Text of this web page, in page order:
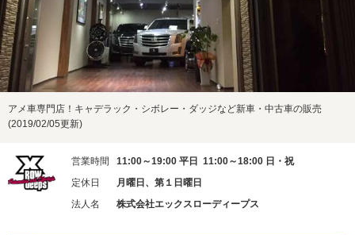
アメ車専門店！キャデラック・シボレー・ダッジなど新車・中古車の販売
(2019/02/05更新)
営業時間
11:00～19:00 平日 11:00～18:00 日・祝
定休日
月曜日、第１日曜日
法人名
株式会社エックスローディープス